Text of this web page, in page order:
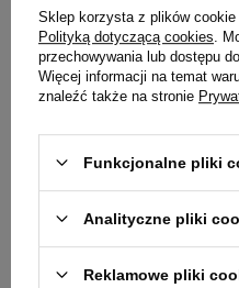
ZADAJ PYTANIE
OPINIE (0)
Sklep korzysta z plików cookie
Polityką dotyczącą cookies .
przechowywania lub dostępu
Więcej informacji na temat
znaleźć także na stronie
Funkcjonalne pliki
Analityczne pliki
Reklamowe pliki